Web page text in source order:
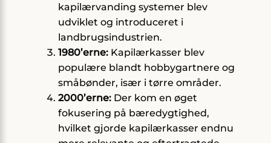
kapilærvanding systemer blev
udviklet og introduceret i
landbrugsindustrien.
1980’erne: Kapilærkasser blev
populære blandt hobbygartnere og
småbønder, især i tørre områder.
2000’erne: Der kom en øget
fokusering på bæredygtighed,
hvilket gjorde kapilærkasser endnu